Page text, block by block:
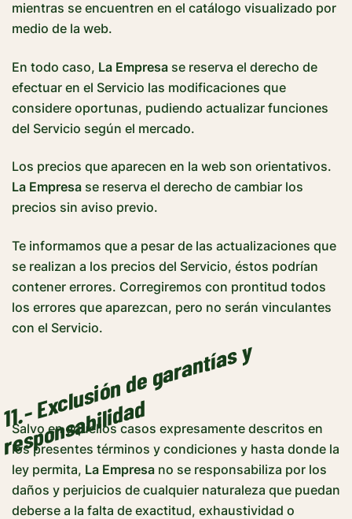
mientras se encuentren en el catálogo visualizado por
medio de la web.
En todo caso, La Empresa se reserva el derecho de
efectuar en el Servicio las modificaciones que
considere oportunas, pudiendo actualizar funciones
del Servicio según el mercado.
Los precios que aparecen en la web son orientativos.
La Empresa se reserva el derecho de cambiar los
precios sin aviso previo.
Te informamos que a pesar de las actualizaciones que
se realizan a los precios del Servicio, éstos podrían
contener errores. Corregiremos con prontitud todos
los errores que aparezcan, pero no serán vinculantes
con el Servicio.
1
1
.
-
E
x
cl
u
s
i
ó
n
d
e
g
a
r
a
n
t
í
a
s
y
r
e
s
p
o
n
s
a
b
il
i
d
a
d
Salvo en aquellos casos expresamente descritos en
los presentes términos y condiciones y hasta donde la
ley permita, La Empresa no se responsabiliza por los
daños y perjuicios de cualquier naturaleza que puedan
deberse a la falta de exactitud, exhaustividad o